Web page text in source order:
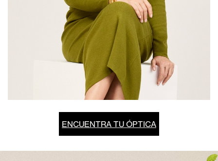
ENCUENTRA TU ÓPTICA